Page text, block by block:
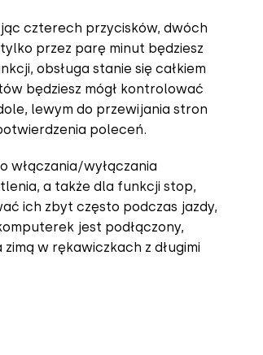
czterech przycisków, dwóch
przez parę minut będziesz
obsługa stanie się całkiem
będziesz mógł kontrolować
lewym do przewijania stron
poleceń.
włączania/wyłączania
a także dla funkcji stop,
ich zbyt często podczas jazdy,
jest podłączony,
w rękawiczkach z długimi